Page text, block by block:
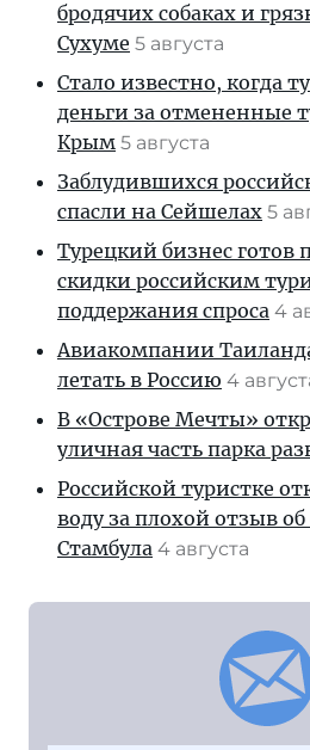
бродячих собаках и
Сухуме 5 августа
Стало известно, когда
деньги за отмененные
Крым 5 августа
Заблудившихся
спасли на Сейшелах 5
Турецкий бизнес готов
скидки российским
поддержания спроса 4
Авиакомпании
летать в Россию 4
В «Острове Мечты»
уличная часть парка
Российской туристке
воду за плохой отзыв об
Стамбула 4 августа